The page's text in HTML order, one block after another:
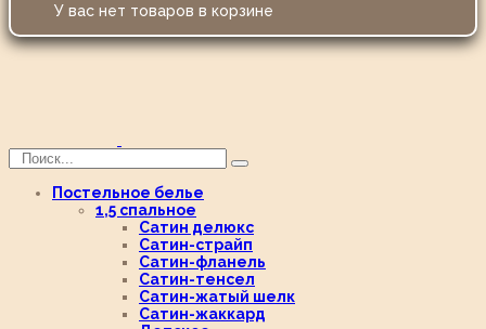
У вас нет товаров в корзине
Постельное белье
1,5 спальное
Сатин делюкс
Сатин-страйп
Сатин-фланель
Сатин-тенсел
Сатин-жатый шелк
Сатин-жаккард